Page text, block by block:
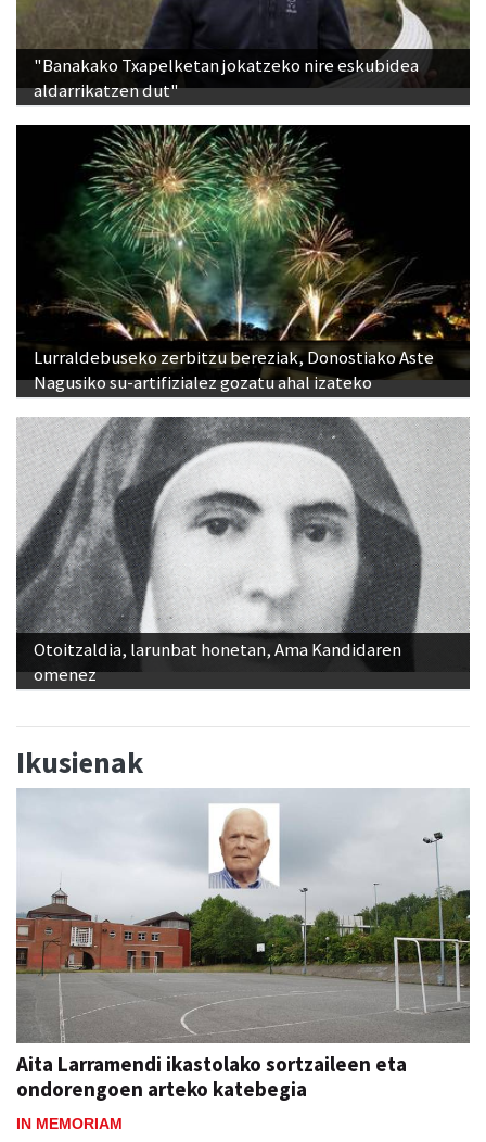
"Banakako Txapelketan jokatzeko nire eskubidea
aldarrikatzen dut"
Lurraldebuseko zerbitzu bereziak, Donostiako Aste
Nagusiko su-artifizialez gozatu ahal izateko
Otoitzaldia, larunbat honetan, Ama Kandidaren
omenez
Ikusienak
Aita Larramendi ikastolako sortzaileen eta
ondorengoen arteko katebegia
IN MEMORIAM